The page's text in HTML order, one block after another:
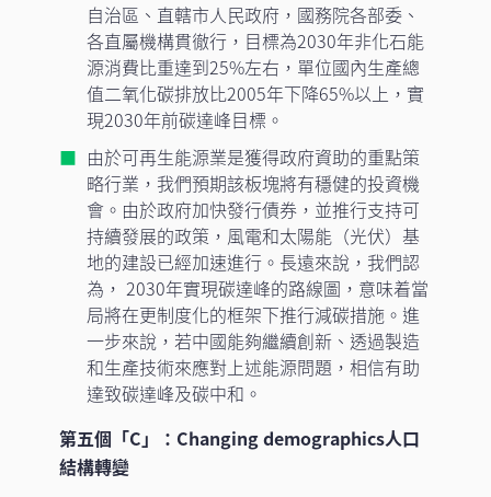
自治區、直轄市人民政府，國務院各部委、
各直屬機構貫徹行，目標為2030年非化石能
源消費比重達到25%左右，單位國內生產總
值二氧化碳排放比2005年下降65%以上，實
現2030年前碳達峰目標。
由於可再生能源業是獲得政府資助的重點策
略行業，我們預期該板塊將有穩健的投資機
會。由於政府加快發行債券，並推行支持可
持續發展的政策，風電和太陽能（光伏）基
地的建設已經加速進行。長遠來說，我們認
為， 2030年實現碳達峰的路線圖，意味着當
局將在更制度化的框架下推行減碳措施。進
一步來說，若中國能夠繼續創新、透過製造
和生產技術來應對上述能源問題，相信有助
達致碳達峰及碳中和。
第五個「C」：Changing demographics人口
結構轉變